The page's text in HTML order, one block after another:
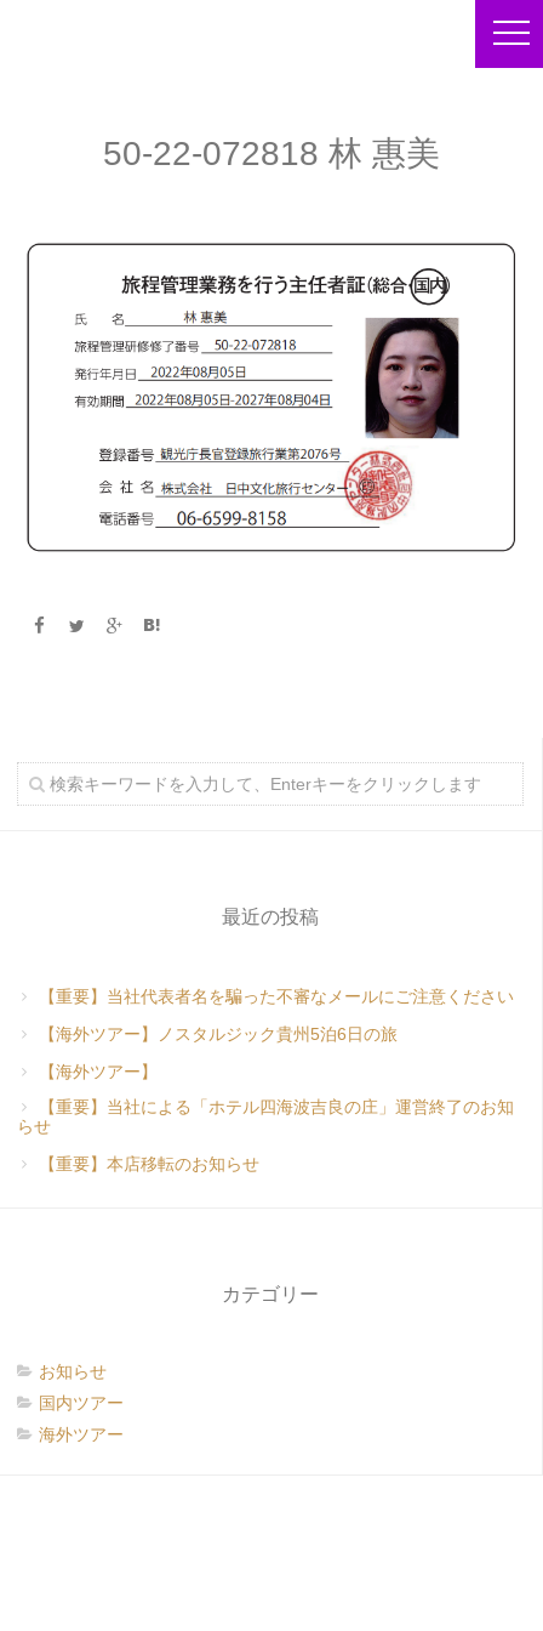
50-22-072818 林 惠美
最近の投稿
【重要】当社代表者名を騙った不審なメールにご注意ください
【海外ツアー】ノスタルジック貴州5泊6日の旅
【海外ツアー】
【重要】当社による「ホテル四海波吉良の庄」運営終了のお知
らせ
【重要】本店移転のお知らせ
カテゴリー
お知らせ
国内ツアー
海外ツアー